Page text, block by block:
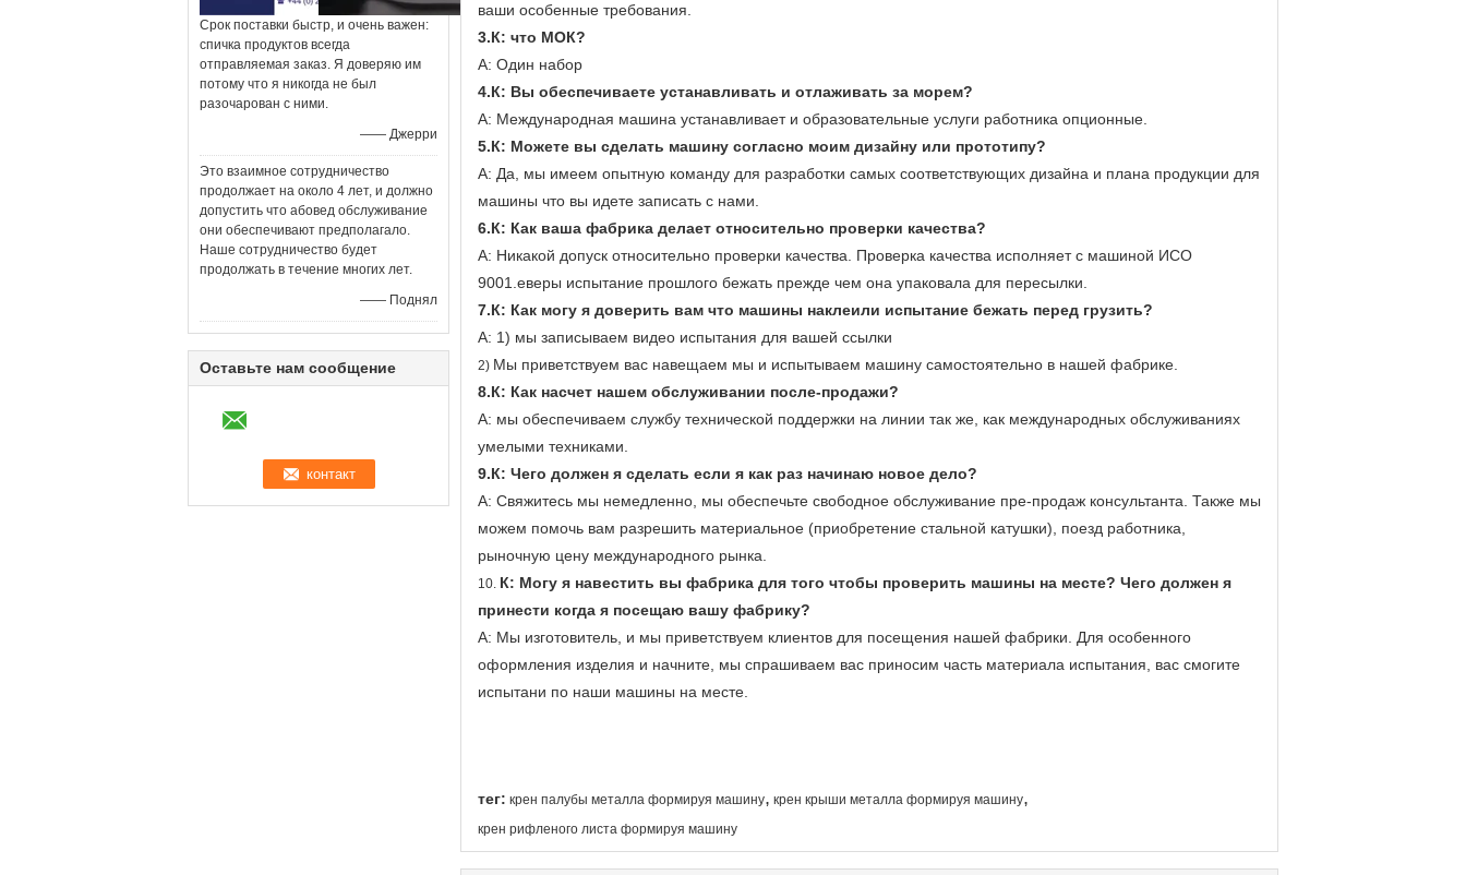
Срок поставки быстр, и очень важен:
спичка продуктов всегда
отправляемая заказ. Я доверяю им
потому что я никогда не был
разочарован с ними.
—— Джерри
Это взаимное сотрудничество
продолжает на около 4 лет, и должно
допустить что абовед обслуживание
они обеспечивают предполагало.
Наше сотрудничество будет
продолжать в течение многих лет.
—— Поднял
Оставьте нам сообщение
ваши особенные требования.
3.К: что МОК?
А: Один набор
4.К: Вы обеспечиваете устанавливать и отлаживать за морем?
А: Международная машина устанавливает и образовательные услуги работника опционные.
5.К: Можете вы сделать машину согласно моим дизайну или прототипу?
А: Да, мы имеем опытную команду для разработки самых соответствующих дизайна и плана продукции для
машины что вы идете записать с нами.
6.К: Как ваша фабрика делает относительно проверки качества?
А: Никакой допуск относительно проверки качества. Проверка качества исполняет с машиной ИСО
9001.еверы испытание прошлого бежать прежде чем она упаковала для пересылки.
7.К: Как могу я доверить вам что машины наклеили испытание бежать перед грузить?
А: 1) мы записываем видео испытания для вашей ссылки
2) Мы приветствуем вас навещаем мы и испытываем машину самостоятельно в нашей фабрике.
8.К: Как насчет нашем обслуживании после-продажи?
А: мы обеспечиваем службу технической поддержки на линии так же, как международных обслуживаниях
умелыми техниками.
9.К: Чего должен я сделать если я как раз начинаю новое дело?
А: Свяжитесь мы немедленно, мы обеспечьте свободное обслуживание пре-продаж консультанта. Также мы
можем помочь вам разрешить материальное (приобретение стальной катушки), поезд работника,
рыночную цену международного рынка.
10. К: Могу я навестить вы фабрика для того чтобы проверить машины на месте? Чего должен я
принести когда я посещаю вашу фабрику?
А: Мы изготовитель, и мы приветствуем клиентов для посещения нашей фабрики. Для особенного
оформления изделия и начните, мы спрашиваем вас приносим часть материала испытания, вас смогите
испытани по наши машины на месте.
тег: крен палубы металла формируя машину, крен крыши металла формируя машину,
крен рифленого листа формируя машину